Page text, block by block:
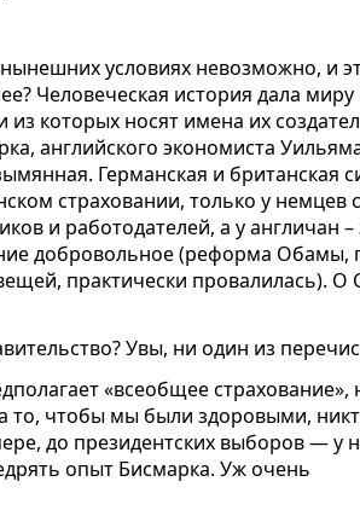
условиях невозможно, и
Человеческая история дала миру
которых носят имена их
английского экономиста
Германская и британская
страховании, только у немцев
и работодателей, а у англичан –
добровольное (реформа Обамы,
практически провалилась). О
Увы, ни один из
«всеобщее страхование»,
то, чтобы мы были здоровыми,
до президентских выборов — у
опыт Бисмарка. Уж очень